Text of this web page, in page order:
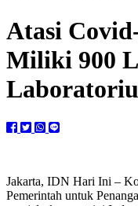
Atasi
Miliki 900
Jakarta, IDN Hari Ini –
Pemerintah untuk